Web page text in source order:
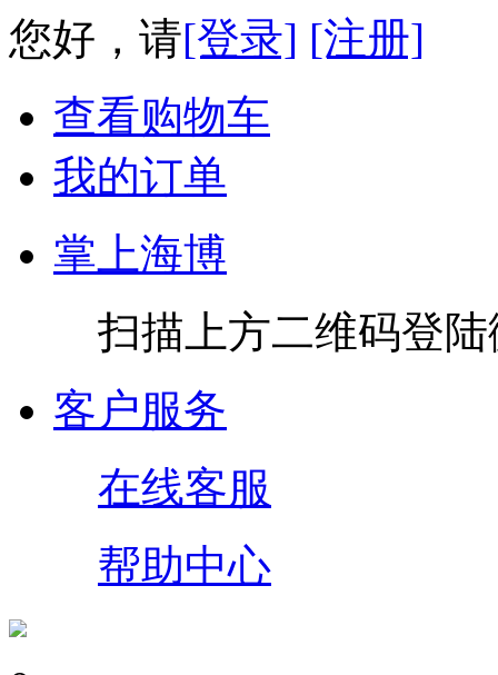
您好，请[登录] [注册]
查看购物车
我的订单
掌上海博
扫描上方二维码登
客户服务
在线客服
帮助中心